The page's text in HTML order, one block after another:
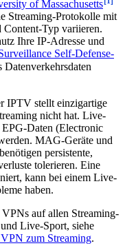
of Massachusetts
Streaming-Protokolle mit
Content-Typ variieren.
Ihre IP-Adresse und
Self-Defense-
Datenverkehrsdaten
IPTV stellt einzigartige
nicht hat. Live-
Daten (Electronic
MAG-Geräte und
persistente,
tolerieren. Eine
kann bei einem Live-
haben.
auf allen Streaming-
Live-Sport, siehe
VPN zum Streaming.